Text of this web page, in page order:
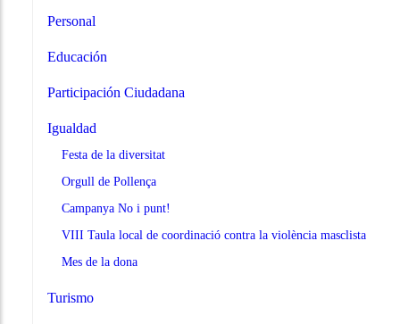
Personal
Educación
Participación Ciudadana
Igualdad
Festa de la diversitat
Orgull de Pollença
Campanya No i punt!
VIII Taula local de coordinació contra la violència masclista
Mes de la dona
Turismo